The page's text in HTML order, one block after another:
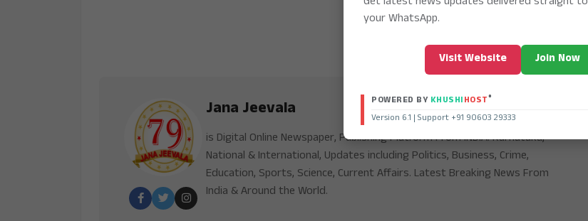
Jana Jeevala
is Digital Online Newspaper, Publishing Platform From INDIA. Karnataka,
National & International, Updates including Politics, Business, Crime,
Education, Sports, Science, Current Affairs. Latest Breaking News From
India & Around the World.
your WhatsApp.
Visit Website Join Now
POWERED BY KHUSHIHOST®
Version 6.1 | Support +91 90603 29333